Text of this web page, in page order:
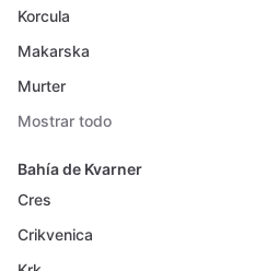
Korcula
Makarska
Murter
Mostrar todo
Bahía de Kvarner
Cres
Crikvenica